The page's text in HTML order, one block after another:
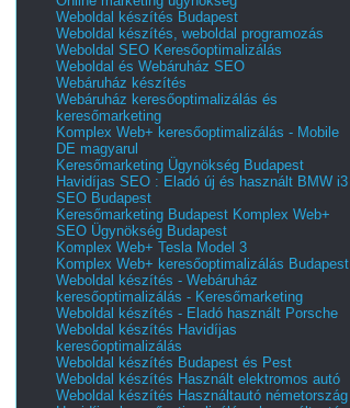
Weboldal készítés Budapest
Weboldal készítés, weboldal programozás
Weboldal SEO Keresőoptimalizálás
Weboldal és Webáruház SEO
Webáruház készítés
Webáruház keresőoptimalizálás és
keresőmarketing
Komplex Web+ keresőoptimalizálás - Mobile
DE magyarul
Keresőmarketing Ügynökség Budapest
Havidíjas SEO : Eladó új és használt BMW i3
SEO Budapest
Keresőmarketing Budapest Komplex Web+
SEO Ügynökség Budapest
Komplex Web+ Tesla Model 3
Komplex Web+ keresőoptimalizálás Budapest
Weboldal készítés - Webáruház
keresőoptimalizálás - Keresőmarketing
Weboldal készítés - Eladó használt Porsche
Weboldal készítés Havidíjas
keresőoptimalizálás
Weboldal készítés Budapest és Pest
Weboldal készítés Használt elektromos autó
Weboldal készítés Használtautó németország